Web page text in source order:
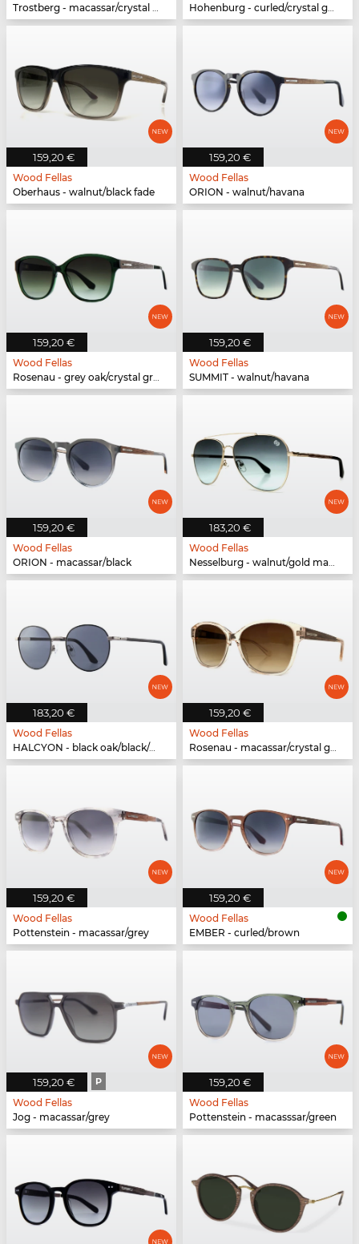
Trostberg - macassar/crystal gold
Hohenburg - curled/crystal grey
159,20 €
Wood Fellas
Oberhaus - walnut/black fade
159,20 €
Wood Fellas
ORION - walnut/havana
159,20 €
Wood Fellas
Rosenau - grey oak/crystal green
159,20 €
Wood Fellas
SUMMIT - walnut/havana
159,20 €
Wood Fellas
ORION - macassar/black
183,20 €
Wood Fellas
Nesselburg - walnut/gold matte
183,20 €
Wood Fellas
HALCYON - black oak/black/gun
159,20 €
Wood Fellas
Rosenau - macassar/crystal gold
159,20 €
Wood Fellas
Pottenstein - macassar/grey
159,20 €
Wood Fellas
EMBER - curled/brown
159,20 € P
Wood Fellas
Jog - macassar/grey
159,20 €
Wood Fellas
Pottenstein - macasssar/green